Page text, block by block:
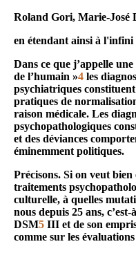
Roland Gori, Marie-José
en étendant ainsi à l'infini
Dans ce que j’appelle
de l’humain »4 les
psychiatriques
pratiques de
raison médicale. Les
psychopathologiques
et des déviances
éminemment politiques.
Précisons. Si on veut bien
traitements
culturelle, à quelles
nous depuis 25 ans,
DSM5 III et de son
comme sur les